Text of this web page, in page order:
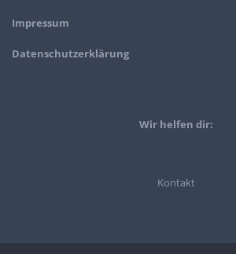
Impressum
Datenschutzerklärung
Wir helfen dir:
Kontakt